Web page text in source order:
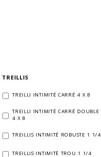
TREILLIS
TREILLI INTIMITÉ CARRÉ 4 X 8
TREILLI INTIMITÉ CARRÉ DOUBLE
4 X 8
TREILLIS INTIMITÉ ROBUSTE 1 1/4
TREILLIS INTIMITÉ TROU 1 1/4